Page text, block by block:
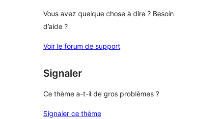
Vous avez quelque chose à dire ? Besoin
d’aide ?
Voir le forum de support
Signaler
Ce thème a-t-il de gros problèmes ?
Signaler ce thème